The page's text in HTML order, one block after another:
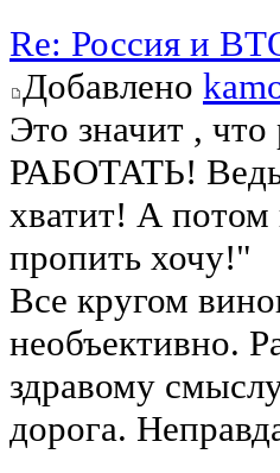
Re: Россия и
Добавлено
Это значит ,
РАБОТАТЬ! Ведь
хватит! А
пропить хочу!"
Все кругом
необъективно.
здравому
дорога.